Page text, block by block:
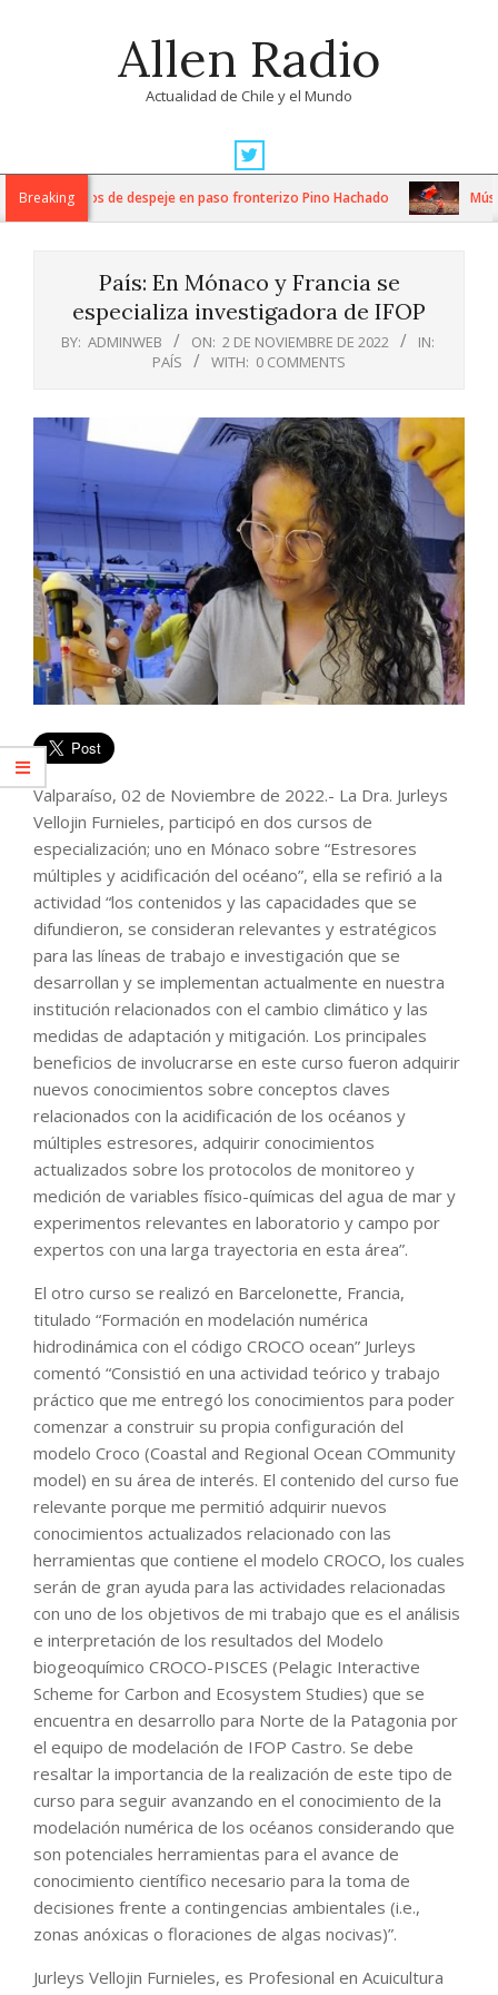
Allen Radio
Actualidad de Chile y el Mundo
Navigation
MenuBreaking
trabajos de despeje en paso fronterizo Pino Hachado
País: En Mónaco y Francia se
especializa investigadora de IFOP
BY: ADMINWEB ON: 2 DE NOVIEMBRE DE 2022
IN:
PAÍS
WITH: 0 COMMENTS
Valparaíso, 02 de Noviembre de 2022.- La Dra. Jurleys
Vellojin Furnieles, participó en dos cursos de
especialización; uno en Mónaco sobre “Estresores
múltiples y acidificación del océano”, ella se refirió a la
actividad “los contenidos y las capacidades que se
difundieron, se consideran relevantes y estratégicos
para las líneas de trabajo e investigación que se
desarrollan y se implementan actualmente en nuestra
institución relacionados con el cambio climático y las
medidas de adaptación y mitigación. Los principales
beneficios de involucrarse en este curso fueron adquirir
nuevos conocimientos sobre conceptos claves
relacionados con la acidificación de los océanos y
múltiples estresores, adquirir conocimientos
actualizados sobre los protocolos de monitoreo y
medición de variables físico-químicas del agua de mar y
experimentos relevantes en laboratorio y campo por
expertos con una larga trayectoria en esta área”.
El otro curso se realizó en Barcelonette, Francia,
titulado “Formación en modelación numérica
hidrodinámica con el código CROCO ocean” Jurleys
comentó “Consistió en una actividad teórico y trabajo
práctico que me entregó los conocimientos para poder
comenzar a construir su propia configuración del
modelo Croco (Coastal and Regional Ocean COmmunity
model) en su área de interés. El contenido del curso fue
relevante porque me permitió adquirir nuevos
conocimientos actualizados relacionado con las
herramientas que contiene el modelo CROCO, los cuales
serán de gran ayuda para las actividades relacionadas
con uno de los objetivos de mi trabajo que es el análisis
e interpretación de los resultados del Modelo
biogeoquímico CROCO-PISCES (Pelagic Interactive
Scheme for Carbon and Ecosystem Studies) que se
encuentra en desarrollo para Norte de la Patagonia por
el equipo de modelación de IFOP Castro. Se debe
resaltar la importancia de la realización de este tipo de
curso para seguir avanzando en el conocimiento de la
modelación numérica de los océanos considerando que
son potenciales herramientas para el avance de
conocimiento científico necesario para la toma de
decisiones frente a contingencias ambientales (i.e.,
zonas anóxicas o floraciones de algas nocivas)”.
Jurleys Vellojin Furnieles, es Profesional en Acuicultura